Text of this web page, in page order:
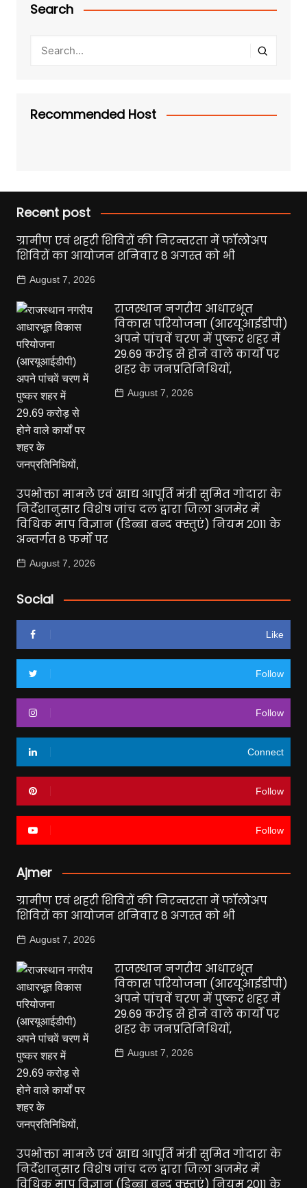
Search
Recommended Host
Recent post
ग्रामीण एवं शहरी शिविरों की निरन्तरता में फॉलोअप
शिविरों का आयोजन शनिवार 8 अगस्त को भी
August 7, 2026
राजस्थान नगरीय आधारभूत
विकास परियोजना (आरयूआईडीपी)
अपने पांचवें चरण में पुष्कर शहर में
29.69 करोड़ से होने वाले कार्यों पर
शहर के जनप्रतिनिधियों,
August 7, 2026
उपभोक्ता मामले एवं खाद्य आपूर्ति मंत्री सुमित गोदारा के
निर्देशानुसार विशेष जांच दल द्वारा जिला अजमेर में
विधिक माप विज्ञान (डिब्बा बन्द क्स्तुएं) नियम 2011 के
अन्तर्गत 8 फर्मों पर
August 7, 2026
Social
Like
Follow
Follow
Connect
Follow
Follow
Ajmer
ग्रामीण एवं शहरी शिविरों की निरन्तरता में फॉलोअप
शिविरों का आयोजन शनिवार 8 अगस्त को भी
August 7, 2026
राजस्थान नगरीय आधारभूत
विकास परियोजना (आरयूआईडीपी)
अपने पांचवें चरण में पुष्कर शहर में
29.69 करोड़ से होने वाले कार्यों पर
शहर के जनप्रतिनिधियों,
August 7, 2026
उपभोक्ता मामले एवं खाद्य आपूर्ति मंत्री सुमित गोदारा के
निर्देशानुसार विशेष जांच दल द्वारा जिला अजमेर में
विधिक माप विज्ञान (डिब्बा बन्द क्स्तुएं) नियम 2011 के